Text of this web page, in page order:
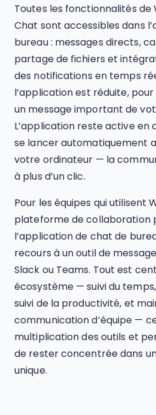
Toutes les fonctionnalités de
Chat sont accessibles dans
bureau : messages directs,
partage de fichiers et
des notifications en temps
l’application est réduite,
un message important de
L’application reste active
se lancer automatiquement
votre ordinateur — la
à plus d’un clic.
Pour les équipes qui utilisent
plateforme de collaboration
l’application de chat de
recours à un outil de
Slack ou Teams. Tout est
écosystème — suivi du
suivi de la productivité, et
communication d’équipe —
multiplication des outils et
de rester concentrée dans
unique.